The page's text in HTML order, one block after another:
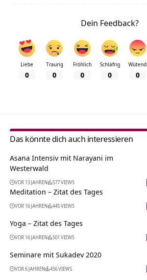
Dein Feedback?
Liebe
0
Traurig
0
Fröhlich
0
Schläfrig
0
Wütend
0
Das könnte dich auch interessieren
Asana Intensiv mit Narayani im
Westerwald
VOR 13 JAHREN 577 VIEWS
Meditation – Zitat des Tages
VOR 16 JAHREN 445 VIEWS
Yoga – Zitat des Tages
VOR 16 JAHREN 501 VIEWS
Seminare mit Sukadev 2020
VOR 6 JAHREN 456 VIEWS